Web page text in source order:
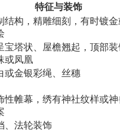
特征与装饰
结构，精雕细刻，有时镀金
宝塔状、屋檐翘起，顶部装
或凤凰
或金银彩绳、丝穗
性帷幕，绣有神社纹样或神
、法轮装饰